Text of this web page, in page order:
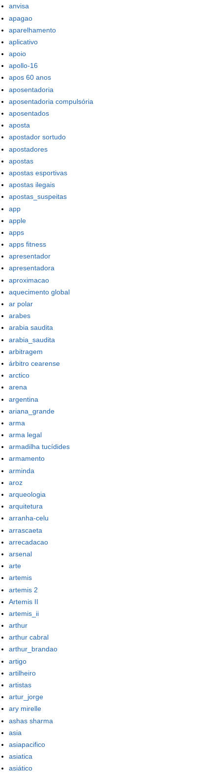
anvisa
apagao
aparelhamento
aplicativo
apoio
apollo-16
apos 60 anos
aposentadoria
aposentadoria compulsória
aposentados
aposta
apostador sortudo
apostadores
apostas
apostas esportivas
apostas ilegais
apostas_suspeitas
app
apple
apps
apps fitness
apresentador
apresentadora
aproximacao
aquecimento global
ar polar
arabes
arabia saudita
arabia_saudita
arbitragem
árbitro cearense
arctico
arena
argentina
ariana_grande
arma
arma legal
armadilha tucídides
armamento
arminda
aroz
arqueologia
arquitetura
arranha-celu
arrascaeta
arrecadacao
arsenal
arte
artemis
artemis 2
Artemis II
artemis_ii
arthur
arthur cabral
arthur_brandao
artigo
artilheiro
artistas
artur_jorge
ary mirelle
ashas sharma
asia
asiapacifico
asiatica
asiático